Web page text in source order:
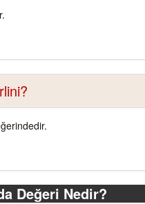
Değeri Nedir?